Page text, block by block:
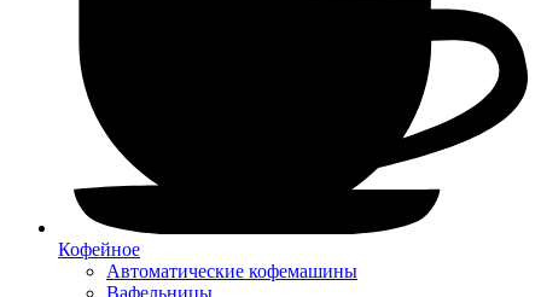
Кофейное
Автоматические кофемашины
Вафельницы